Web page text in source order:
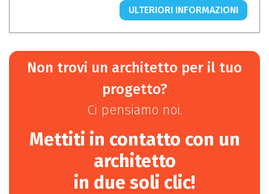
ULTERIORI INFORMAZIONI
Non trovi un architetto per il tuo
progetto?
Ci pensiamo noi.
Mettiti in contatto con un
architetto
in due soli clic!